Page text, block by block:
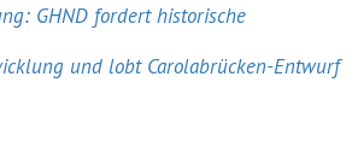
GHND fordert historische
und lobt Carolabrücken-Entwurf